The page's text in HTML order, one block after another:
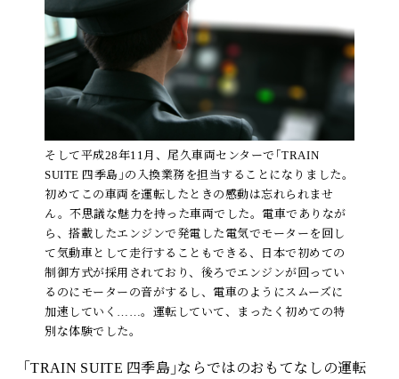
そして平成28年11月、尾久車両センターで｢TRAIN
SUITE 四季島｣の入換業務を担当することになりました。
初めてこの車両を運転したときの感動は忘れられませ
ん。不思議な魅力を持った車両でした。電車でありなが
ら、搭載したエンジンで発電した電気でモーターを回し
て気動車として走行することもできる、日本で初めての
制御方式が採用されており、後ろでエンジンが回ってい
るのにモーターの音がするし、電車のようにスムーズに
加速していく……。運転していて、まったく初めての特
別な体験でした。
｢TRAIN SUITE 四季島｣ならではのおもてなしの運転